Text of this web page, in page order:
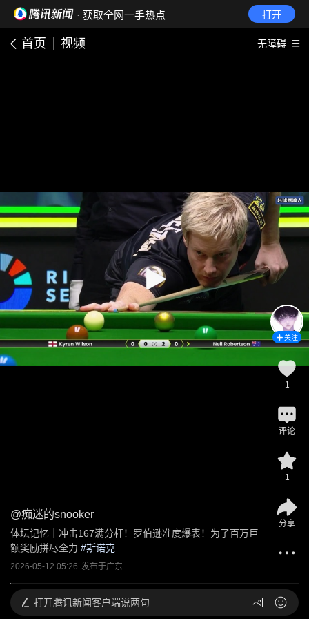
· 获取全网一手热点 打开
首页 视频 无障碍
@痴迷的snooker
体坛记忆｜冲击167满分杆！罗伯逊准度爆表！为了百万巨
额奖励拼尽全力 #斯诺克
2026-05-12 05:26 发布于广东
关注
1
评论
1
分享
打开腾讯新闻客户端说两句